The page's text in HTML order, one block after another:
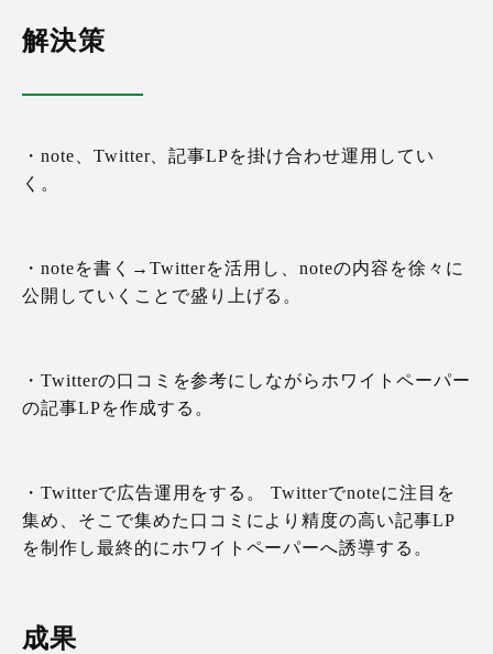
解決策
・note、Twitter、記事LPを掛け合わせ運用してい
く。
・noteを書く→Twitterを活用し、noteの内容を徐々に
公開していくことで盛り上げる。
・Twitterの口コミを参考にしながらホワイトペーパー
の記事LPを作成する。
・Twitterで広告運用をする。 Twitterでnoteに注目を
集め、そこで集めた口コミにより精度の高い記事LP
を制作し最終的にホワイトペーパーへ誘導する。
成果